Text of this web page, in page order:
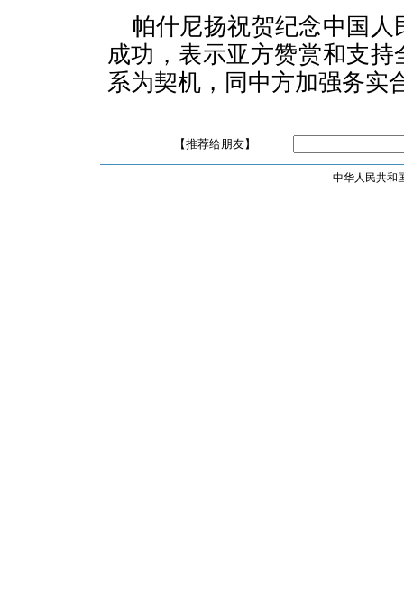
帕什尼扬祝贺纪念中国
成功，表示亚方赞赏和支
系为契机，同中方加强务实
【推荐给朋友】
中华人民共和